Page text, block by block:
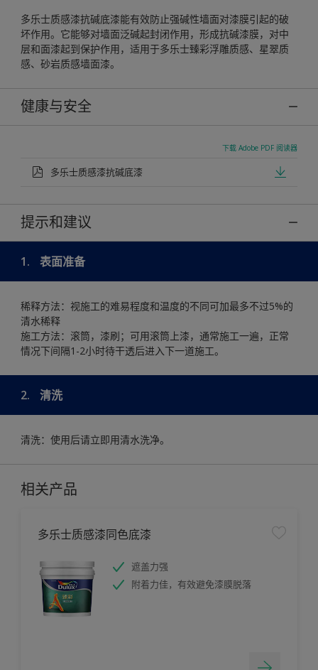
多乐士质感漆抗碱底漆能有效防止强碱性墙面对漆膜引起的破
坏作用。它能够对墙面泛碱起封闭作用，形成抗碱漆膜，对中
层和面漆起到保护作用，适用于多乐士臻彩浮雕质感、星翠质
感、砂岩质感墙面漆。
健康与安全
下载 Adobe PDF 阅读器
多乐士质感漆抗碱底漆
提示和建议
1. 表面准备
稀释方法：视施工的难易程度和温度的不同可加最多不过5%的
清水稀释
施工方法：滚筒，漆刷；可用滚筒上漆，通常施工一遍，正常
情况下间隔1-2小时待干透后进入下一道施工。
2. 清洗
清洗：使用后请立即用清水洗净。
相关产品
多乐士质感漆同色底漆
遮盖力强
附着力佳，有效避免漆膜脱落